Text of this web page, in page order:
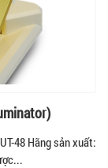
48 Hãng sản xuất: